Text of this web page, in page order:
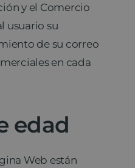
y el Comercio
usuario su
de su correo
en cada
edad
Web están